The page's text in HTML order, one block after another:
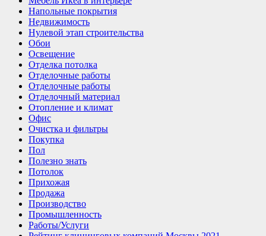
Напольные покрытия
Недвижимость
Нулевой этап строительства
Обои
Освещение
Отделка потолка
Отделочные работы
Отделочные работы
Отделочный материал
Отопление и климат
Офис
Очистка и фильтры
Покупка
Пол
Полезно знать
Потолок
Прихожая
Продажа
Производство
Промышленность
Работы/Услуги